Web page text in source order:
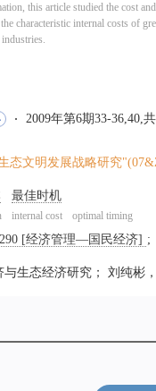
this article studied the cost
characteristic internal costs of
2009年第6期33-36,40,
态文明发展战略研究
最佳时机
internal cost optimal timing
[经济管理—国民经济]
生态经济研究； 刘纯彬